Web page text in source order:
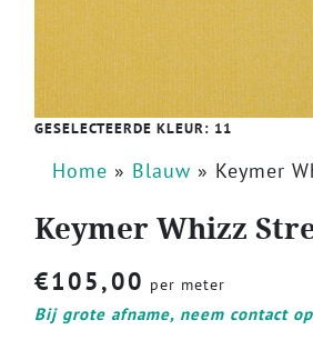
GESELECTEERDE KLEUR: 11
Home » Blauw » Keymer
Keymer Whizz
€105,00 per meter
Bij grote afname, neem contact